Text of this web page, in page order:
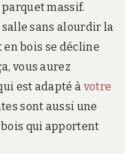
massif.
sans alourdir la
en bois se décline
vous aurez
est adapté à votre
sont aussi une
qui apportent